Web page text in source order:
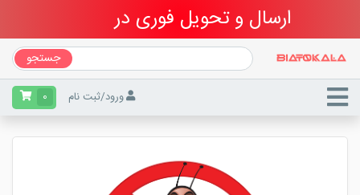
ارسال و تحویل فوری در
جستجو
ورود/ثبت نام 0